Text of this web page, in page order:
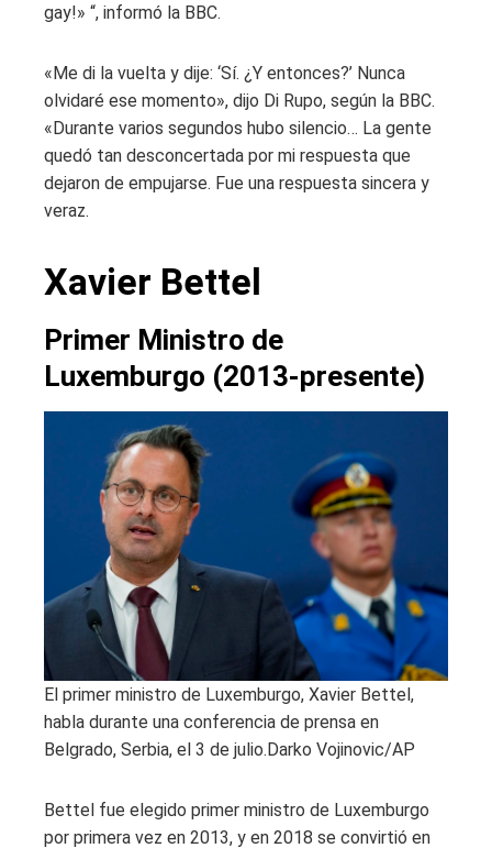
gay!» “, informó la BBC.
«Me di la vuelta y dije: ‘Sí. ¿Y entonces?’ Nunca
olvidaré ese momento», dijo Di Rupo, según la BBC.
«Durante varios segundos hubo silencio… La gente
quedó tan desconcertada por mi respuesta que
dejaron de empujarse. Fue una respuesta sincera y
veraz.
Xavier Bettel
Primer Ministro de
Luxemburgo (2013-presente)
El primer ministro de Luxemburgo, Xavier Bettel,
habla durante una conferencia de prensa en
Belgrado, Serbia, el 3 de julio. Darko Vojinovic/AP
Bettel fue elegido primer ministro de Luxemburgo
por primera vez en 2013, y en 2018 se convirtió en